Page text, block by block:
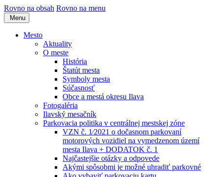
Rovno na obsah Rovno na menu
Menu
Mesto
Aktuality
O meste
História
Štatút mesta
Symboly mesta
Súčasnosť
Obce a mestá okresu Ilava
Fotogaléria
Ilavský mesačník
Parkovacia politika v centrálnej mestskej zóne
VZN č. 1⁄2021 o dočasnom parkovaní
motorových vozidiel na vymedzenom území
mesta Ilava + DODATOK č. 1
Najčastejšie otázky a odpovede
Akými spôsobmi je možné uhradiť parkovné